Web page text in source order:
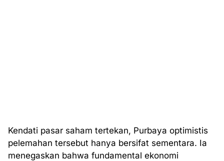
Kendati pasar saham tertekan, Purbaya optimistis
pelemahan tersebut hanya bersifat sementara. Ia
menegaskan bahwa fundamental ekonomi